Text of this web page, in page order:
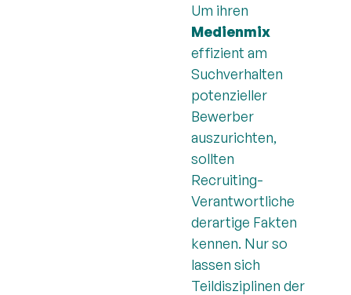
Um ihren
Medienmix
effizient am
Suchverhalten
potenzieller
Bewerber
auszurichten,
sollten
Recruiting-
Verantwortliche
derartige Fakten
kennen. Nur so
lassen sich
Teildisziplinen der